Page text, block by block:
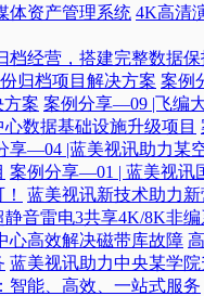
体资产管理系统 4K高清
档经营，搭建完整数据保
归档项目解决方案 案例
案 案例分享—09 |飞编
数据基础设施升级项目
享—04 |蓝美视讯助力某
案例分享—01 | 蓝美视讯
蓝美视讯新技术助力
音雷电3共享4K/8K非
心高效解决磁带库故障
蓝美视讯助力中央某学
智能、高效、一站式服务